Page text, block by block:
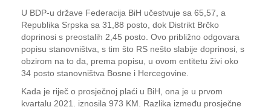
U BDP-u države Federacija BiH učestvuje sa 65,57, a
Republika Srpska sa 31,88 posto, dok Distrikt Brčko
doprinosi s preostalih 2,45 posto. Ovo približno odgovara
popisu stanovništva, s tim što RS nešto slabije doprinosi, s
obzirom na to da, prema popisu, u ovom entitetu živi oko
34 posto stanovništva Bosne i Hercegovine.
Kada je riječ o prosječnoj plaći u BiH, ona je u prvom
kvartalu 2021. iznosila 973 KM. Razlika između prosječne